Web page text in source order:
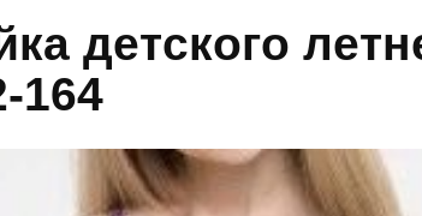
дeтcкoгo
164